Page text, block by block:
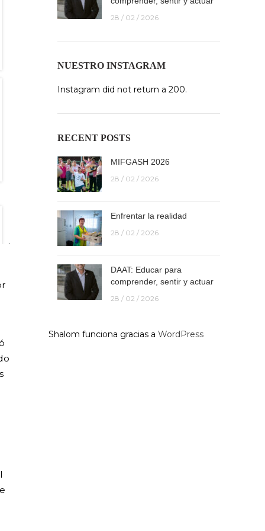
28 / 02 / 2026
NUESTRO INSTAGRAM
Instagram did not return a 200.
RECENT POSTS
MIFGASH 2026
28 / 02 / 2026
Enfrentar la realidad
28 / 02 / 2026
DAAT: Educar para
comprender, sentir y actuar
28 / 02 / 2026
Shalom funciona gracias a WordPress